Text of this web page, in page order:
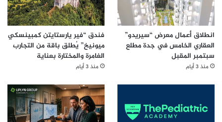
انطلاق أعمال معرض “سيريدو”
العقاري الخامس في جدة مطلع
سبتمبر المقبل
منذ 3 أيام
فندق “فير يارستايتن كمبينسكي
ميونيخ” يُطلق باقة من التجارب
الغامرة والمختارة بعناية
منذ 3 أيام